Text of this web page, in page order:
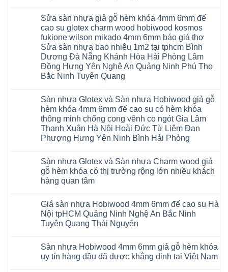
bình
luận
ở
Sàn
gỗ
AURUM
Floor
Báo
giá
Sàn
Floor
nhập
khẩu
Malaysia
14
AI
RUM
AI
35
AI
AI
37
AI
dày
12mm
to
tại
Hà
Nội
Sửa sàn nhựa giả gỗ hèm khóa 4mm 6mm đế
cao su glotex charm wood hobiwood kosmos
fukione wilson mikado 4mm 6mm báo giá thợ
Sửa sàn nhựa bao nhiêu 1m2 tại tphcm Bình
Dương Đà Nẵng Khánh Hòa Hải Phòng Lâm
Đồng Hưng Yên Nghệ An Quảng Ninh Phú Thọ
Bắc Ninh Tuyên Quang
bình
luận
ở
Sửa
sàn
nhựa
giả
khóa
4mm
6mm
đế
cao
charm
wood
hobiwood
kosmos
mikado
4mm
6mm
Sàn nhựa Glotex và Sàn nhựa Hobiwood giả gỗ
hèm khóa 4mm 6mm đế cao su có hèm khóa
thông minh chống cong vênh co ngót Gia Lâm
Thanh Xuân Hà Nội Hoài Đức Từ Liêm Đan
Phượng Hưng Yên Ninh Bình Hải Phòng
bình
luận
ở
Sàn
và
Sàn
nhựa
Hobiwood
giả
khóa
4mm
6mm
Sàn nhựa Glotex và Sàn nhựa Charm wood giả
gỗ hèm khóa có thị trường rộng lớn nhiều khách
hàng quan tâm
bình
luận
ở
Sàn
và
Sàn
nhựa
Giá sàn nhựa Hobiwood 4mm 6mm đế cao su Hà
Nội tpHCM Quảng Ninh Nghệ An Bắc Ninh
Tuyên Quang Thái Nguyên
bình
luận
ở
Sàn nhựa Hobiwood 4mm 6mm giả gỗ hèm khóa
uy tín hàng đầu đã được khẳng định tại Việt Nam